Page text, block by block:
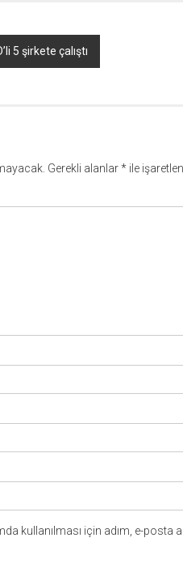
5 şirkete çalıştı
Gerekli alanlar*ile
kullanılması için adım, e-posta